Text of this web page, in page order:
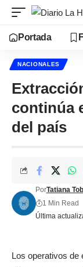
Portada
NACIONALES
continúa
del país
Última
PorTatiana
1 Min Read
Los operativos de